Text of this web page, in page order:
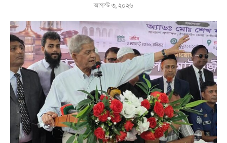
আগস্ট ৩, ২০২৬